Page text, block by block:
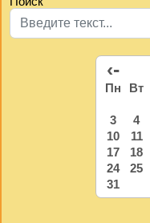
‹-
Пн Вт
3
4
10
11
17
18
24
25
31